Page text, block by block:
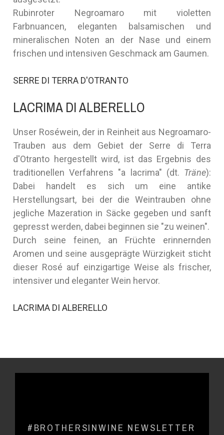
Rubinroter Negroamaro mit violetten
Farbnuancen, eleganten balsamischen und
mineralischen Noten an der Nase und einem
frischen und intensiven Geschmack am Gaumen.
SERRE DI TERRA D'OTRANTO
LACRIMA DI ALBERELLO
Unser Roséwein, der in Reinheit aus Negroamaro-
Trauben aus dem Gebiet der Serre di Terra
d'Otranto hergestellt wird, ist das Ergebnis des
traditionellen Verfahrens "a lacrima" (dt. Träne):
Dabei handelt es sich um eine antike
Herstellungsart, bei der die Weintrauben ohne
jegliche Mazeration in Säcke gegeben und sanft
gepresst werden, dabei beginnen sie "zu weinen".
Durch seine feinen, an Früchte erinnernden
Aromen und seine ausgeprägte Würzigkeit sticht
dieser Rosé auf einzigartige Weise als frischer,
intensiver und eleganter Wein hervor.
LACRIMA DI ALBERELLO
#BROTHERSINWINE NEWSLETTER